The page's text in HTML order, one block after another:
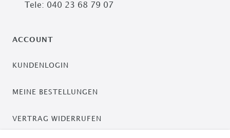
Tele: 040 23 68 79 07
ACCOUNT
KUNDENLOGIN
MEINE BESTELLUNGEN
VERTRAG WIDERRUFEN